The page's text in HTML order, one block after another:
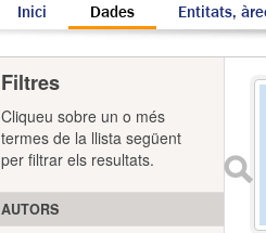
Inici Dades Entitats,
Filtres
Cliqueu sobre un o més
termes de la llista següent
per filtrar els resultats.
AUTORS